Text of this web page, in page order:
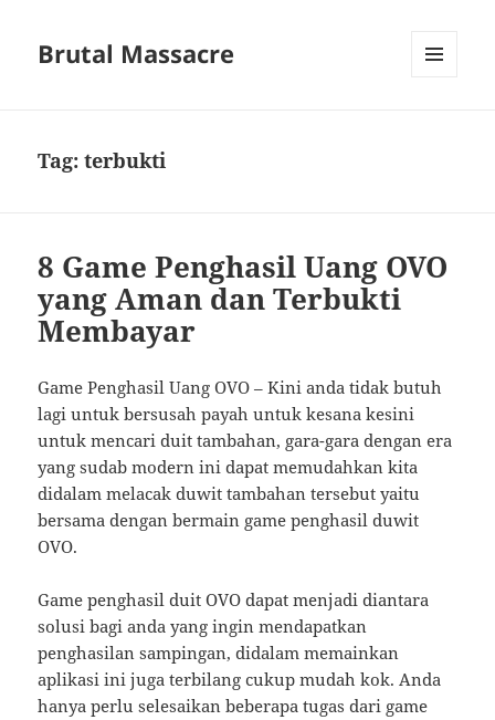
Brutal Massacre
Tag:terbukti
8 Game Penghasil Uang OVO
yang Aman dan Terbukti
Membayar
Game Penghasil Uang OVO – Kini anda tidak butuh
lagi untuk bersusah payah untuk kesana kesini
untuk mencari duit tambahan, gara-gara dengan era
yang sudab modern ini dapat memudahkan kita
didalam melacak duwit tambahan tersebut yaitu
bersama dengan bermain game penghasil duwit
OVO.
Game penghasil duit OVO dapat menjadi diantara
solusi bagi anda yang ingin mendapatkan
penghasilan sampingan, didalam memainkan
aplikasi ini juga terbilang cukup mudah kok. Anda
hanya perlu selesaikan beberapa tugas dari game